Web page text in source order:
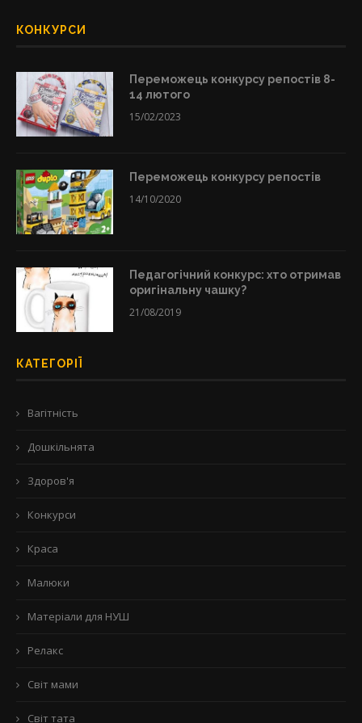
КОНКУРСИ
Переможець конкурсу репостів 8-
14 лютого
15/02/2023
Переможець конкурсу репостів
14/10/2020
Педагогічний конкурс: хто отримав
оригінальну чашку?
21/08/2019
КАТЕГОРІЇ
Вагітність
Дошкільнята
Здоров'я
Конкурси
Краса
Малюки
Матеріали для НУШ
Релакс
Світ мами
Світ тата